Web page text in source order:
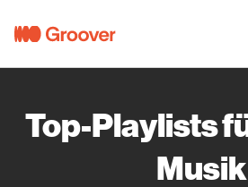
Top-Playlists
Musik